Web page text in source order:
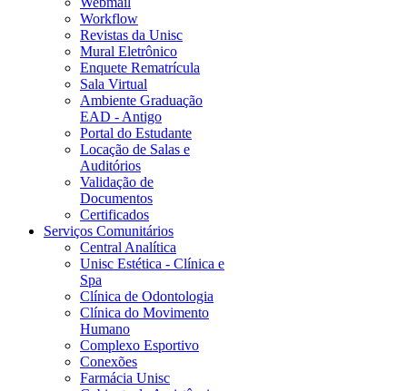
Workflow
Revistas da Unisc
Mural Eletrônico
Enquete Rematrícula
Sala Virtual
Ambiente Graduação
EAD - Antigo
Portal do Estudante
Locação de Salas e
Auditórios
Validação de
Documentos
Certificados
Serviços Comunitários
Central Analítica
Unisc Estética - Clínica e
Spa
Clínica de Odontologia
Clínica do Movimento
Humano
Complexo Esportivo
Conexões
Farmácia Unisc